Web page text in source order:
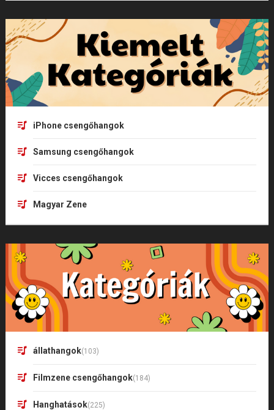
iPhone csengőhangok
Samsung csengőhangok
Vicces csengőhangok
Magyar Zene
állathangok(103)
Filmzene csengőhangok(184)
Hanghatások(225)